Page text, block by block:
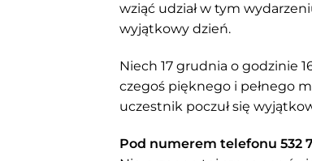
wziąć udział w tym
wyjątkowy dzień.
Niech 17 grudnia o godzinie
czegoś pięknego i pełnego
uczestnik poczuł się
Pod numerem telefonu 532